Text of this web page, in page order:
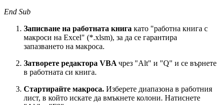
End Sub
Записване на работната книга като "работна книга с
макроси на Excel" (*.xlsm), за да се гарантира
запазването на макроса.
Затворете редактора VBA чрез "Alt" и "Q" и се върнете
в работната си книга.
Стартирайте макроса. Изберете диапазона в работния
лист, в който искате да вмъкнете колони. Натиснете